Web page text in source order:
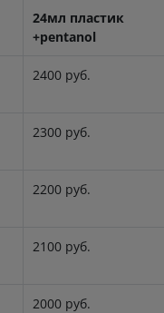
24мл пластик
+pentanol
2400 руб.
2300 руб.
2200 руб.
2100 руб.
2000 руб.